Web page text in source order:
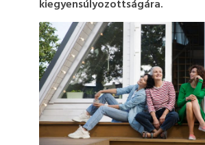
kiegyensúlyozottságára.